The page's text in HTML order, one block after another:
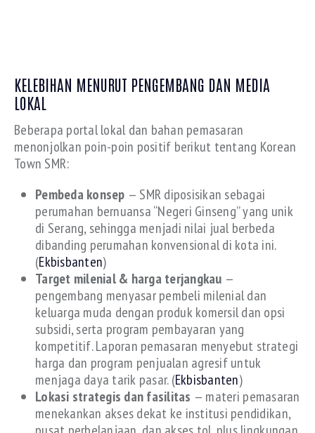
KELEBIHAN MENURUT PENGEMBANG DAN MEDIA
LOKAL
Beberapa portal lokal dan bahan pemasaran
menonjolkan poin-poin positif berikut tentang Korean
Town SMR:
Pembeda konsep — SMR diposisikan sebagai
perumahan bernuansa “Negeri Ginseng” yang unik
di Serang, sehingga menjadi nilai jual berbeda
dibanding perumahan konvensional di kota ini.
(Ekbisbanten)
Target milenial & harga terjangkau —
pengembang menyasar pembeli milenial dan
keluarga muda dengan produk komersil dan opsi
subsidi, serta program pembayaran yang
kompetitif. Laporan pemasaran menyebut strategi
harga dan program penjualan agresif untuk
menjaga daya tarik pasar. (Ekbisbanten)
Lokasi strategis dan fasilitas — materi pemasaran
menekankan akses dekat ke institusi pendidikan,